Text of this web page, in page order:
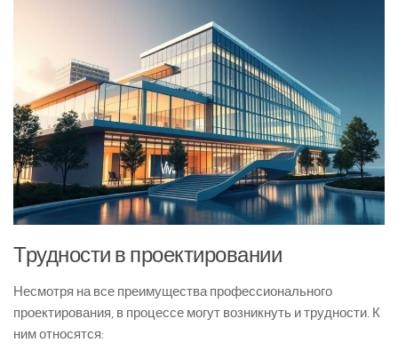
Трудности в проектировании
Несмотря на все преимущества профессионального
проектирования, в процессе могут возникнуть и трудности. К
ним относятся: